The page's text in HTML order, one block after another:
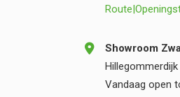
Route|
Showroom
Hillegommerdijk
Vandaag open